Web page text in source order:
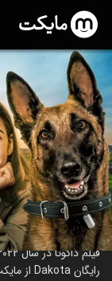
فیلم داکوتا
۱۱۰ 77% ۵.۲
ساخت آمریکا سال 2022
خانوادگی
درباره فیلم داکوتا
رایگان Dakota از مایکت با زیرنویس فارسی بدون نیاز به دانلود.